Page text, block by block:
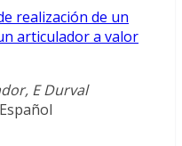
realización de un
articulador a valor
E Durval